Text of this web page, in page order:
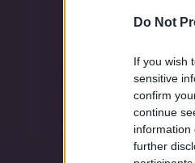
Do Not
If you wish
sensitive
confirm
continue
information
further